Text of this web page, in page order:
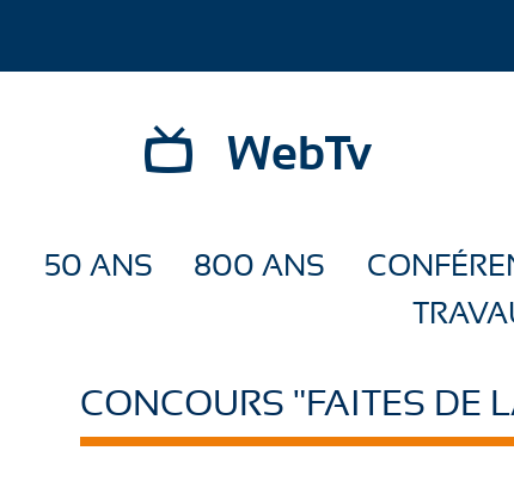
WebTv
50 ANS 800 ANS
CONCOURS "FAITES DE